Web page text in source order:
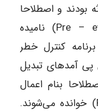
بودند و اصطلاحا
اعمال کنترلی قبل از وقوع (Pre – event) نامیده
کنترل خطر
آمدهای تبدیل
بنام اعمال
کنترلی بعد از وقوع (Post – event) خوانده می‌شوند.